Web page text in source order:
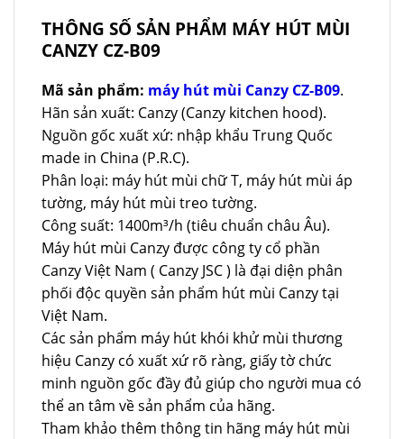
THÔNG SỐ SẢN PHẨM MÁY HÚT MÙI
CANZY CZ-B09
Mã sản phẩm: máy hút mùi Canzy CZ-B09.
Hãn sản xuất: Canzy (Canzy kitchen hood).
Nguồn gốc xuất xứ: nhập khẩu Trung Quốc
made in China (P.R.C).
Phân loại: máy hút mùi chữ T, máy hút mùi áp
tường, máy hút mùi treo tường.
Công suất: 1400m³/h (tiêu chuẩn châu Âu).
Máy hút mùi Canzy được công ty cổ phần
Canzy Việt Nam ( Canzy JSC ) là đại diện phân
phối độc quyền sản phẩm hút mùi Canzy tại
Việt Nam.
Các sản phẩm máy hút khói khử mùi thương
hiệu Canzy có xuất xứ rõ ràng, giấy tờ chức
minh nguồn gốc đầy đủ giúp cho người mua có
thể an tâm về sản phẩm của hãng.
Tham khảo thêm thông tin hãng máy hút mùi